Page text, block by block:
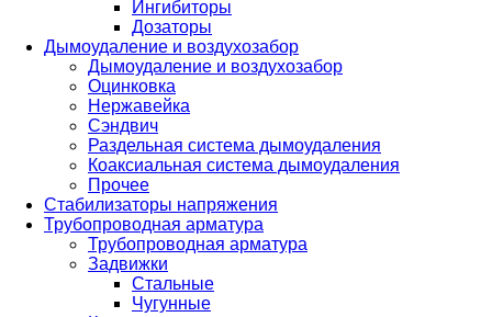
Ингибиторы
Дозаторы
Дымоудаление и воздухозабор
Дымоудаление и воздухозабор
Оцинковка
Нержавейка
Сэндвич
Раздельная система дымоудаления
Коаксиальная система дымоудаления
Прочее
Стабилизаторы напряжения
Трубопроводная арматура
Трубопроводная арматура
Задвижки
Стальные
Чугунные